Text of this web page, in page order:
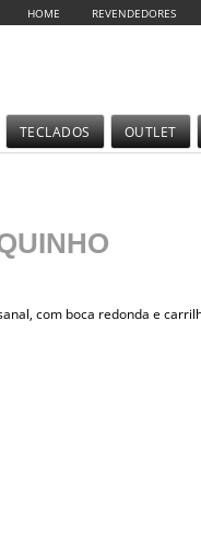
HOME REVENDEDORES
TECLADOS OUTLET
com boca redonda e